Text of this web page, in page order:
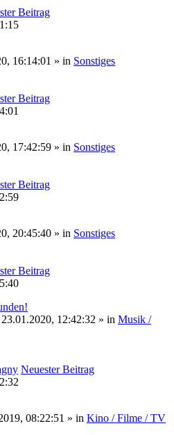
Beitrag
16:14:01 » in Sonstiges
Beitrag
17:42:59 » in Sonstiges
Beitrag
20:45:40 » in Sonstiges
Beitrag
23.01.2020, 12:42:32 » in Musik /
Neuester Beitrag
08:22:51 » in Kino / Filme / TV